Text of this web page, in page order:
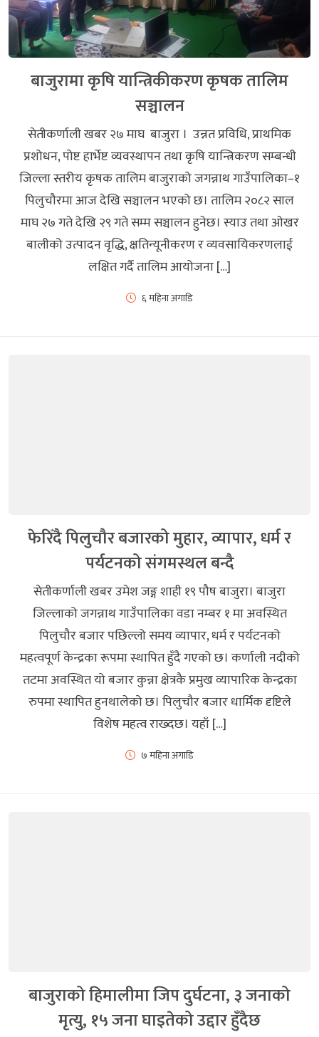
बाजुरामा कृषि यान्त्रिकीकरण कृषक तालिम
सञ्चालन
सेतीकर्णाली खबर २७ माघ बाजुरा । उन्नत प्रविधि, प्राथमिक
प्रशोधन, पोष्ट हार्भेष्ट व्यवस्थापन तथा कृषि यान्त्रिकरण सम्बन्धी
जिल्ला स्तरीय कृषक तालिम बाजुराको जगन्नाथ गाउँपालिका–१
पिलुचौरमा आज देखि सञ्चालन भएको छ। तालिम २०८२ साल
माघ २७ गते देखि २९ गते सम्म सञ्चालन हुनेछ। स्याउ तथा ओखर
बालीको उत्पादन वृद्धि, क्षतिन्यूनीकरण र व्यवसायिकरणलाई
लक्षित गर्दै तालिम आयोजना […]
६ महिना अगाडि
फेरिँदै पिलुचौर बजारको मुहार, व्यापार, धर्म र
पर्यटनको संगमस्थल बन्दै
सेतीकर्णाली खबर उमेश जङ्ग शाही १९ पौष बाजुरा। बाजुरा
जिल्लाको जगन्नाथ गाउँपालिका वडा नम्बर १ मा अवस्थित
पिलुचौर बजार पछिल्लो समय व्यापार, धर्म र पर्यटनको
महत्वपूर्ण केन्द्रका रूपमा स्थापित हुँदै गएको छ। कर्णाली नदीको
तटमा अवस्थित यो बजार कुन्ना क्षेत्रकै प्रमुख व्यापारिक केन्द्रका
रुपमा स्थापित हुनथालेको छ। पिलुचौर बजार धार्मिक दृष्टिले
विशेष महत्व राख्दछ। यहाँ […]
७ महिना अगाडि
बाजुराको हिमालीमा जिप दुर्घटना, ३ जनाको
मृत्यु, १५ जना घाइतेको उद्दार हुँदैछ